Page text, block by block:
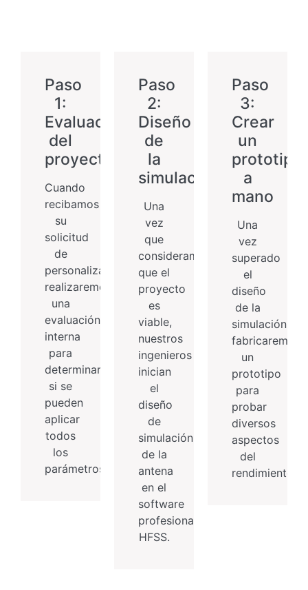
Paso
1:
Evaluación
del
proyecto
Cuando
recibamos
su
solicitud
de
personalización,
realizaremos
una
evaluación
interna
para
determinar
si se
pueden
aplicar
todos
los
parámetros.
Paso
2:
Diseño
de
la
simulación
Una
vez
que
consideramos
que el
proyecto
es
viable,
nuestros
ingenieros
inician
el
diseño
de
simulación
de la
antena
en el
software
profesional
HFSS.
Paso
3:
Crear
un
prototipo
a
mano
Una
vez
superado
el
diseño
de la
simulación,
fabricaremos
un
prototipo
para
probar
diversos
aspectos
del
rendimiento.